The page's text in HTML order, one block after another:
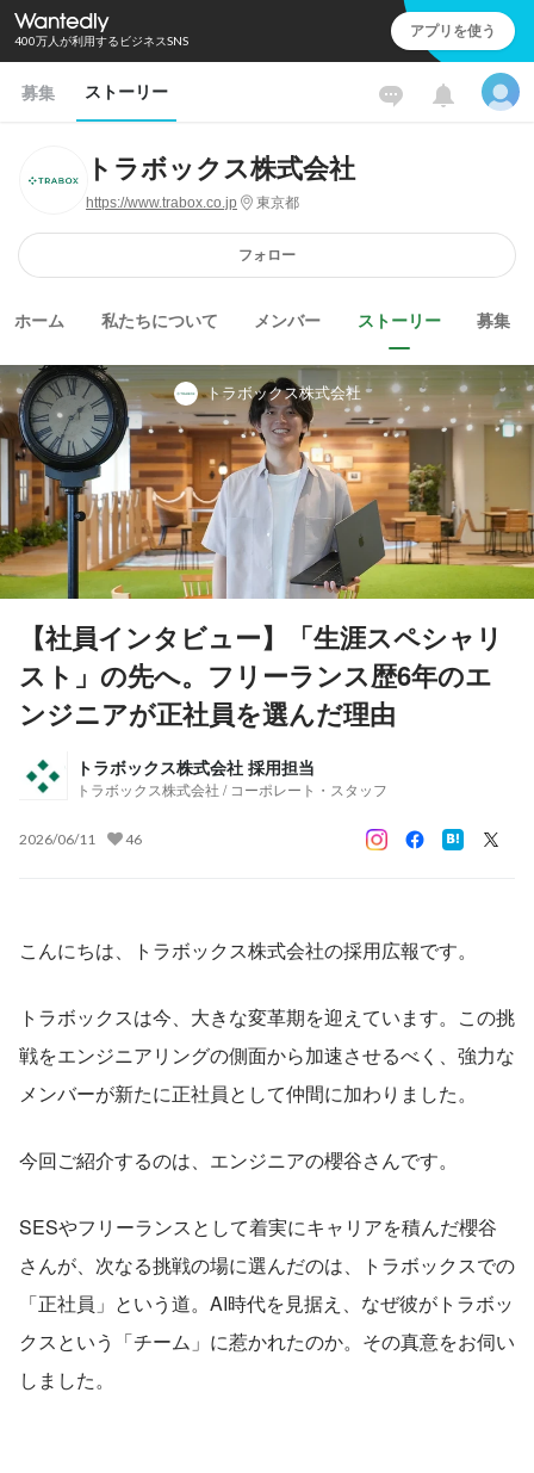
400万人が利用するビジネスSNS アプリを使う
募集 ストーリー
トラボックス株式会社
https://www.trabox.co.jp 東京都
フォロー
ホーム 私たちについて メンバー ストーリー 募集
トラボックス株式会社
【社員インタビュー】「生涯スペシャリ
スト」の先へ。フリーランス歴6年のエ
ンジニアが正社員を選んだ理由
トラボックス株式会社 採用担当
トラボックス株式会社 / コーポレート・スタッフ
2026/06/11 46
こんにちは、トラボックス株式会社の採用広報です。
トラボックスは今、大きな変革期を迎えています。この挑
戦をエンジニアリングの側面から加速させるべく、強力な
メンバーが新たに正社員として仲間に加わりました。
今回ご紹介するのは、エンジニアの櫻谷さんです。
SESやフリーランスとして着実にキャリアを積んだ櫻谷
さんが、次なる挑戦の場に選んだのは、トラボックスでの
「正社員」という道。AI時代を見据え、なぜ彼がトラボッ
クスという「チーム」に惹かれたのか。その真意をお伺い
しました。